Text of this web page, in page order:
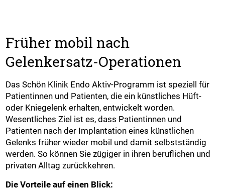
Früher mobil nach
Gelenkersatz-Operationen
Das Schön Klinik Endo Aktiv-Programm ist speziell für
Patientinnen und Patienten, die ein künstliches Hüft-
oder Kniegelenk erhalten, entwickelt worden.
Wesentliches Ziel ist es, dass Patientinnen und
Patienten nach der Implantation eines künstlichen
Gelenks früher wieder mobil und damit selbstständig
werden. So können Sie zügiger in ihren beruflichen und
privaten Alltag zurückkehren.
Die Vorteile auf einen Blick: